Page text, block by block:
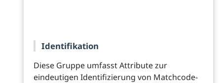
Identifikation
Diese Gruppe umfasst Attribute zur
eindeutigen Identifizierung von Matchcode-